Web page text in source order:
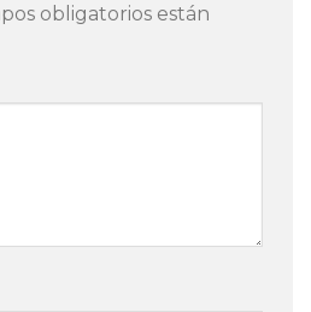
obligatorios están